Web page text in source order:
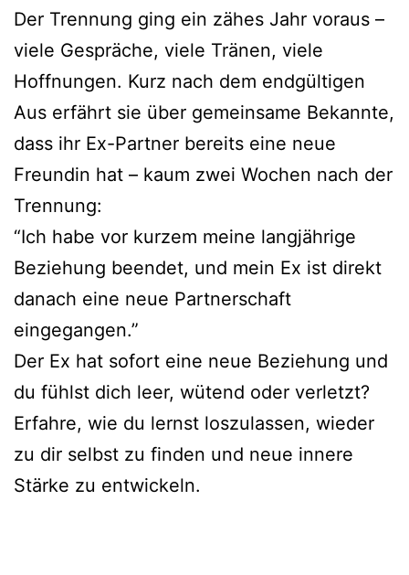
Der Trennung ging ein zähes Jahr voraus –
viele Gespräche, viele Tränen, viele
Hoffnungen. Kurz nach dem endgültigen
Aus erfährt sie über gemeinsame Bekannte,
dass ihr Ex-Partner bereits eine neue
Freundin hat – kaum zwei Wochen nach der
Trennung:
“Ich habe vor kurzem meine langjährige
Beziehung beendet, und mein Ex ist direkt
danach eine neue Partnerschaft
eingegangen.”
Der Ex hat sofort eine neue Beziehung und
du fühlst dich leer, wütend oder verletzt?
Erfahre, wie du lernst loszulassen, wieder
zu dir selbst zu finden und neue innere
Stärke zu entwickeln.